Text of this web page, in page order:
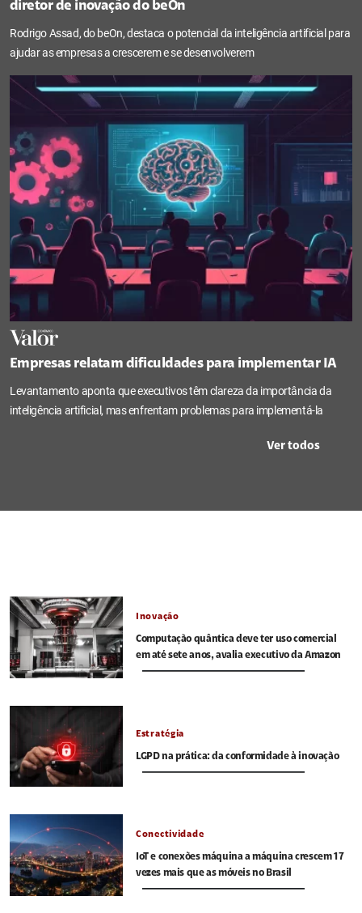
diretor de inovação do beOn
Rodrigo Assad, do beOn, destaca o potencial da inteligência artificial para
ajudar as empresas a crescerem e se desenvolverem
Empresas relatam dificuldades para implementar IA
Levantamento aponta que executivos têm clareza da importância da
inteligência artificial, mas enfrentam problemas para implementá-la
Ver todos
Inovação
Computação quântica deve ter uso comercial
em até sete anos, avalia executivo da Amazon
Estratégia
LGPD na prática: da conformidade à inovação
Conectividade
IoT e conexões máquina a máquina crescem 17
vezes mais que as móveis no Brasil